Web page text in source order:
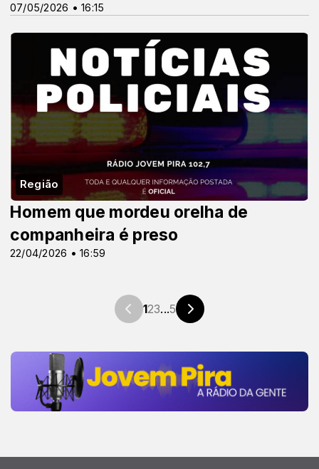
07/05/2026 • 16:15
Região
22/04/2026 • 16:59
Homem que mordeu orelha de
companheira é preso
123...5